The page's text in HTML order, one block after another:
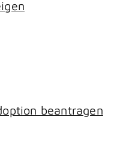
beantragen